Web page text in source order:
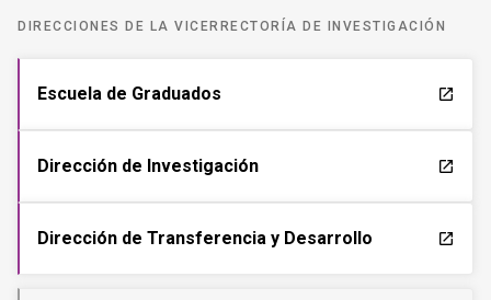
DIRECCIONES DE LA VICERRECTORÍA DE INVESTIGACIÓN
Escuela de Graduados launch
Dirección de Investigación launch
Dirección de Transferencia y Desarrollo launch